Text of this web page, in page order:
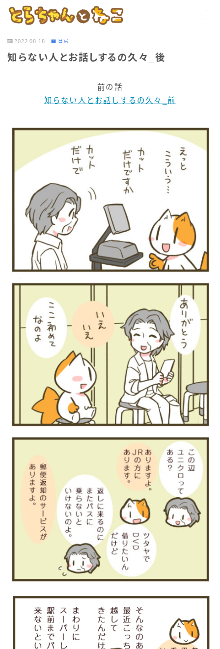
2022.08.18 日常
知らない人とお話しするの久々_後
前の話
知らない人とお話しするの久々_前